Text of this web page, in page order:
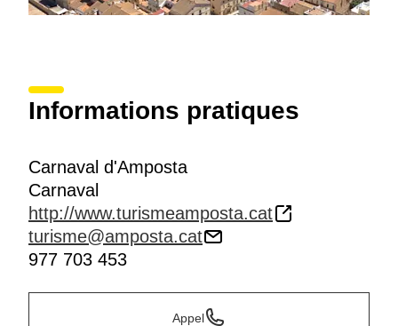
Informations pratiques
Carnaval d'Amposta
Carnaval
http://www.turismeamposta.cat
turisme@amposta.cat
977 703 453
Appel